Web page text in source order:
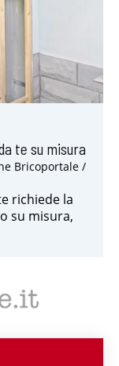
te su misura
Bricoportale /
richiede la
su misura,